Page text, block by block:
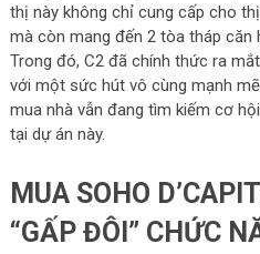
thị này không chỉ cung cấp cho
mà còn mang đến 2 tòa tháp căn
Trong đó, C2 đã chính thức ra
với một sức hút vô cùng mạnh
mua nhà vẫn đang tìm kiếm cơ
tại dự án này.
MUA SOHO
“GẤP ĐÔI” CHỨC